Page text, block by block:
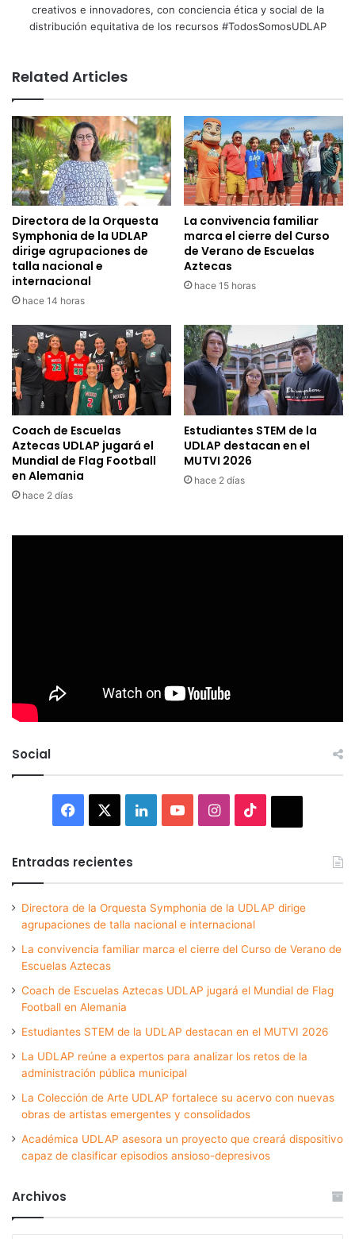
creativos e innovadores, con conciencia ética y social de la
distribución equitativa de los recursos #TodosSomosUDLAP
Related Articles
Directora de la Orquesta
Symphonia de la UDLAP
dirige agrupaciones de
talla nacional e
internacional
hace 14 horas
La convivencia familiar
marca el cierre del Curso
de Verano de Escuelas
Aztecas
hace 15 horas
Coach de Escuelas
Aztecas UDLAP jugará el
Mundial de Flag Football
en Alemania
hace 2 días
Estudiantes STEM de la
UDLAP destacan en el
MUTVI 2026
hace 2 días
Social
Facebook LinkedInYouTubeInstagram
Entradas recientes
Directora de la Orquesta Symphonia de la UDLAP dirige
agrupaciones de talla nacional e internacional
La convivencia familiar marca el cierre del Curso de Verano de
Escuelas Aztecas
Coach de Escuelas Aztecas UDLAP jugará el Mundial de Flag
Football en Alemania
Estudiantes STEM de la UDLAP destacan en el MUTVI 2026
La UDLAP reúne a expertos para analizar los retos de la
administración pública municipal
La Colección de Arte UDLAP fortalece su acervo con nuevas
obras de artistas emergentes y consolidados
Académica UDLAP asesora un proyecto que creará dispositivo
capaz de clasificar episodios ansioso-depresivos
Archivos